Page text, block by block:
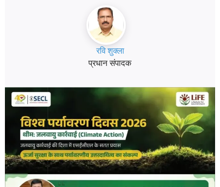
रवि शुक्ला
प्रधान संपादक